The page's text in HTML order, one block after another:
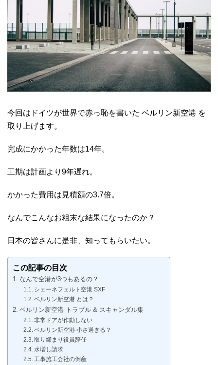
今回はドイツが世界で赤っ恥を書いた ベルリン新空港 を
取り上げます。
完成にかかった年数は14年。
工期は計画より9年遅れ。
かかった費用は見積額の3.7倍。
なんでこんなお粗末な結果になったのか？
日本の皆さんに是非、知ってもらいたい。
この記事の目次
なんで空港が3つもあるの？
シェーネフェルト空港 SXF
ベルリン新空港 とは？
ベルリン新空港 トラブル & スキャンダル集
非常ドアが作動しない
ベルリン新空港 小さ過ぎる？
取り締まり役員辞任
水増し請求
工事施工会社の倒産